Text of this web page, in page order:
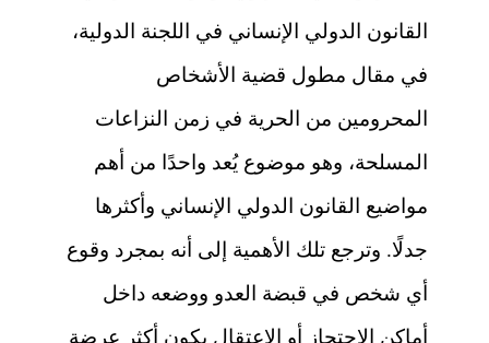
القانون الدولي الإنساني في اللجنة الدولية،
في مقال مطول قضية الأشخاص
المحرومين من الحرية في زمن النزاعات
المسلحة، وهو موضوع يُعد واحدًا من أهم
مواضيع القانون الدولي الإنساني وأكثرها
جدلًا. وترجع تلك الأهمية إلى أنه بمجرد وقوع
أي شخص في قبضة العدو ووضعه داخل
أماكن الاحتجاز أو الاعتقال يكون أكثر عرضة